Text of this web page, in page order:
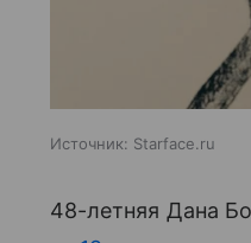
Источник: Starface.ru
48-летняя Дана